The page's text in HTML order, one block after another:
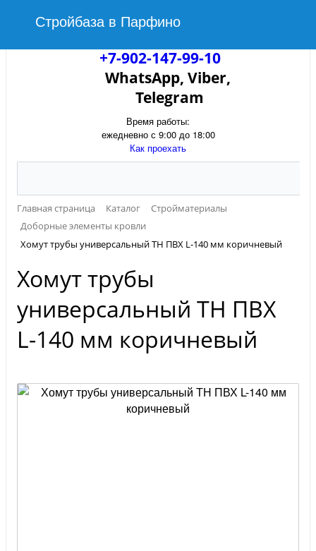
Стройбаза в Парфино
+7-902-147-99-10
WhatsApp, Viber,
Telegram
Время работы:
ежедневно с 9:00 до 18:00
Как проехать
Главная страница Каталог
Стройматериалы
Доборные элементы кровли
Хомут трубы универсальный ТН ПВХ L-140 мм коричневый
Хомут трубы
универсальный ТН ПВХ
L-140 мм коричневый